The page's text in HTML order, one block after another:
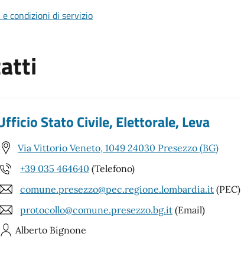
condizioni di servizio
Stato Civile, Elettorale, Leva
Via Vittorio Veneto, 1049 24030 Presezzo (BG)
+39 035 464640 (Telefono)
comune.presezzo@pec.regione.lombardia.it (PEC)
protocollo@comune.presezzo.bg.it (Email)
Alberto Bignone